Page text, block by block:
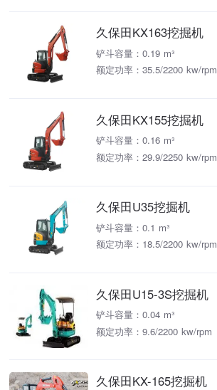
久保田KX163挖掘机
铲斗容量：0.19 m³
额定功率：35.5/2200 kw/rpm
久保田KX155挖掘机
铲斗容量：0.16 m³
额定功率：29.9/2250 kw/rpm
久保田U35挖掘机
铲斗容量：0.1 m³
额定功率：18.5/2200 kw/rpm
久保田U15-3S挖掘机
铲斗容量：0.04 m³
额定功率：9.6/2200 kw/rpm
久保田KX-165挖掘机